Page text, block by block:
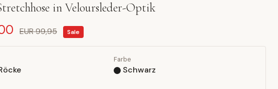
in Veloursleder-Optik
EUR 99,95 Sale
Farbe
Schwarz